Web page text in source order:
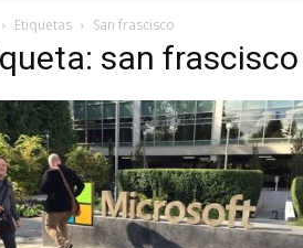
Etiquetas San frascisco
san frascisco